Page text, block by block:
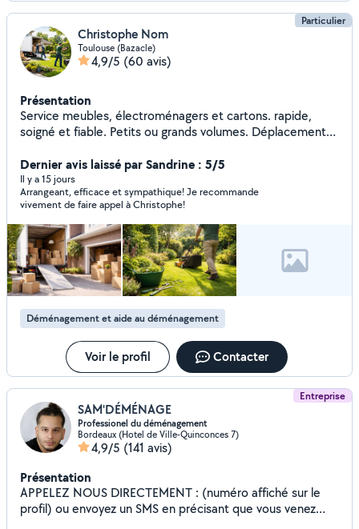
Particulier
Christophe Nom
Toulouse (Bazacle)
4,9/5 (60 avis)
Présentation
Service meubles, électroménagers et cartons. rapide,
soigné et fiable. Petits ou grands volumes. Déplacements
nettoyage
Dernier avis laissé par Sandrine : 5/5
Il y a 15 jours
Arrangeant, efficace et sympathique! Je recommande
vivement de faire appel à Christophe!
Déménagement et aide au déménagement
Voir le profil Contacter
Entreprise
SAM'DÉMÉNAGE
Professionel du déménagement
Bordeaux (Hotel de Ville-Quinconces 7)
4,9/5 (141 avis)
Présentation
APPELEZ NOUS DIRECTEMENT : (numéro affiché sur le
profil) ou envoyez un SMS en précisant que vous venez